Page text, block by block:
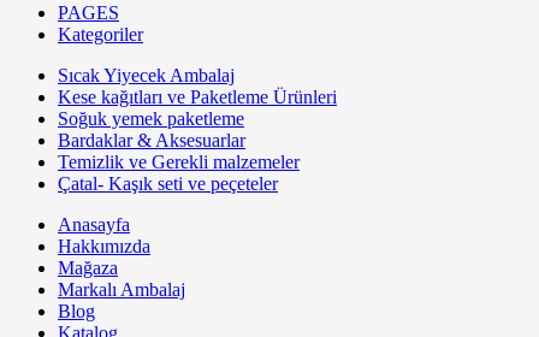
PAGES
Kategoriler
Sıcak Yiyecek Ambalaj
Kese kağıtları ve Paketleme Ürünleri
Soğuk yemek paketleme
Bardaklar & Aksesuarlar
Temizlik ve Gerekli malzemeler
Çatal- Kaşık seti ve peçeteler
Anasayfa
Hakkımızda
Mağaza
Markalı Ambalaj
Blog
Katalog